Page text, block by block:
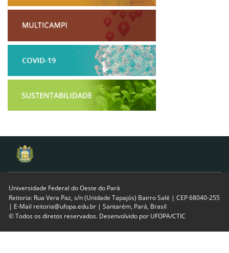
Universidade Federal do Oeste do Pará
Reitoria: Rua Vera Paz, s/n (Unidade Tapajós) Bairro Salé | CEP 68040-255
| E-Mail reitoria@ufopa.edu.br | Santarém, Pará, Brasil
© Todos os diretos reservados. Desenvolvido por UFOPA/CTIC